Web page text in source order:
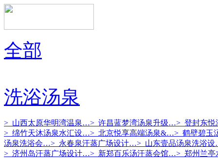
全部
洗浴汤泉
> 山西太原华明湾温泉…> 许昌蓝梦湾汤泉升级…> 登封东
> 绵竹天沐汤泉水汇设…> 北京悦享高端汤泉&…> 鹤壁碧玉
汤泉洗浴会…> 永春泉汗蒸广场设计…> 山东壹品汤泉洗浴
> 济州岛汗蒸广场设计…> 新郑百乐汤汗蒸会馆…> 郑州兰